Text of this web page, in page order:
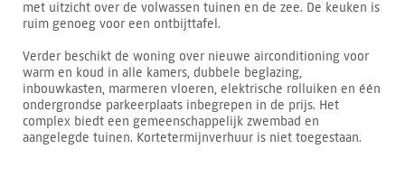
met uitzicht over de volwassen tuinen en de zee. De keuken is
ruim genoeg voor een ontbijttafel.
Verder beschikt de woning over nieuwe airconditioning voor
warm en koud in alle kamers, dubbele beglazing,
inbouwkasten, marmeren vloeren, elektrische rolluiken en één
ondergrondse parkeerplaats inbegrepen in de prijs. Het
complex biedt een gemeenschappelijk zwembad en
aangelegde tuinen. Kortetermijnverhuur is niet toegestaan.